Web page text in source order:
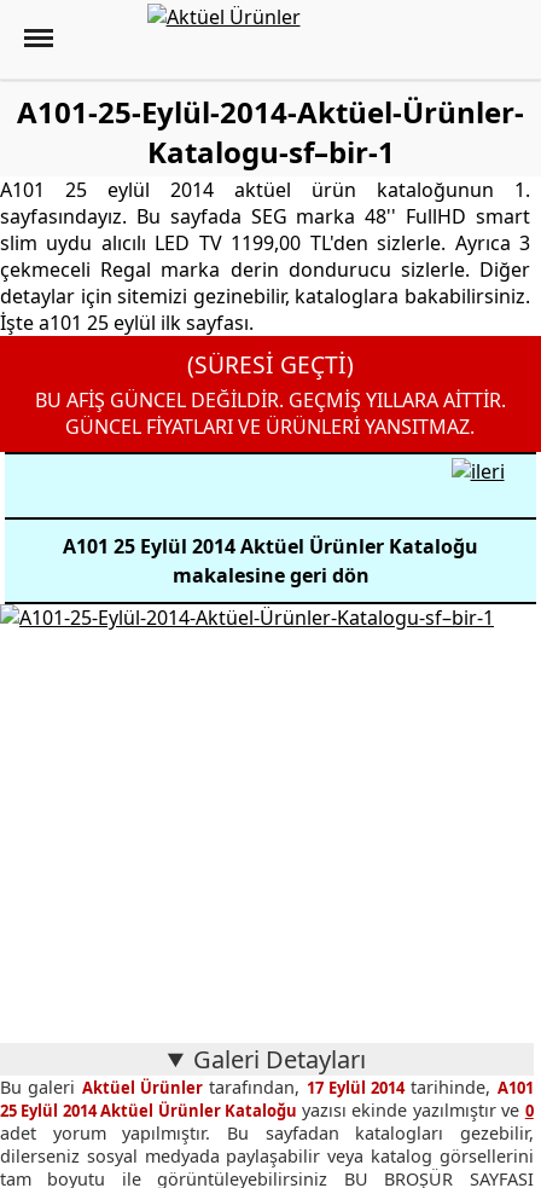
A101-25-Eylül-2014-Aktüel-Ürünler-
Katalogu-sf–bir-1
A101 25 eylül 2014 aktüel ürün kataloğunun 1.
sayfasındayız. Bu sayfada SEG marka 48'' FullHD smart
slim uydu alıcılı LED TV 1199,00 TL'den sizlerle. Ayrıca 3
çekmeceli Regal marka derin dondurucu sizlerle. Diğer
detaylar için sitemizi gezinebilir, kataloglara bakabilirsiniz.
İşte a101 25 eylül ilk sayfası.
(SÜRESİ GEÇTİ)
BU AFİŞ GÜNCEL DEĞİLDİR. GEÇMİŞ YILLARA AİTTİR.
GÜNCEL FİYATLARI VE ÜRÜNLERİ YANSITMAZ.
A101 25 Eylül 2014 Aktüel Ürünler Kataloğu
makalesine geri dön
Galeri Detayları
Bu galeri Aktüel Ürünlertarafından, 17 Eylül 2014tarihinde, A101
25 Eylül 2014 Aktüel Ürünler Kataloğu yazısı ekinde yazılmıştır ve 0
adet yorum yapılmıştır. Bu sayfadan katalogları gezebilir,
dilerseniz sosyal medyada paylaşabilir veya katalog görsellerini
tam boyutu ile görüntüleyebilirsiniz BU BROŞÜR SAYFASI